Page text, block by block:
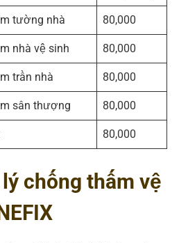
tường nhà 80,000
nhà vệ sinh 80,000
trần nhà 80,000
sân thượng 80,000
80,000
chống thấm vệ